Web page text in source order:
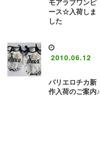
モアラブワンピ
ース☆入荷しま
した
2010.06.12
パリエロチカ新
作入荷のご案内♪